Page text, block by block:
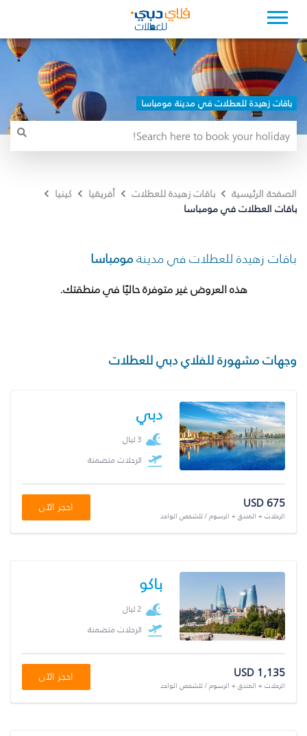
باقات زهيدة للعطلات في مدينة مومباسا
الصفحة الرئيسية باقات زهيدة للعطلات أفريقيا
كينيا
باقات العطلات في مومباسا
باقات زهيدة للعطلات في مدينةمومباسا
هذه العروض غير متوفرة حاليًا في منطقتك.
وجهات مشهورة للفلاي دبي للعطلات
دبي
3 ليال
الرحلات متضمنة
USD 675
الرحلات + الفندق + الرسوم / للشخص الواحد
احجز الآن
باكو
2 ليال
الرحلات متضمنة
USD 1,135
الرحلات + الفندق + الرسوم / للشخص الواحد
احجز الآن